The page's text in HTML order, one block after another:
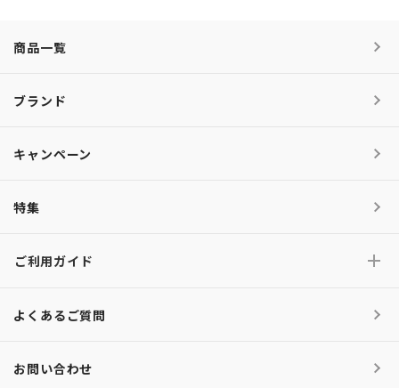
商品一覧
ブランド
キャンペーン
特集
ご利用ガイド
よくあるご質問
お問い合わせ